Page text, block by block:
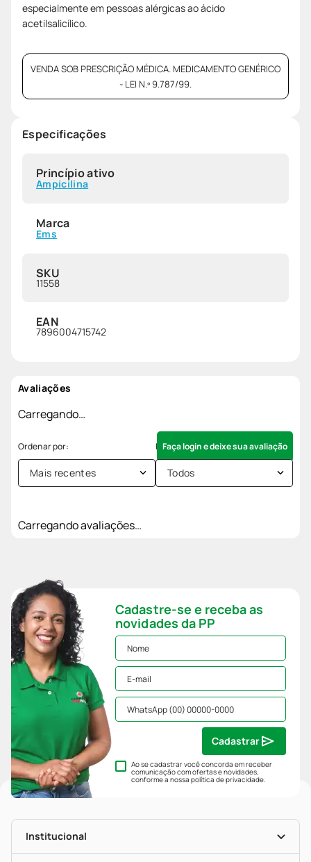
especialmente em pessoas alérgicas ao ácido
acetilsalicílico.
VENDA SOB PRESCRIÇÃO MÉDICA. MEDICAMENTO GENÉRICO
- LEI N.º 9.787/99.
Especificações
Princípio ativo
Ampicilina
Marca
Ems
SKU
11558
EAN
7896004715742
Avaliações
Carregando…
Faça login e deixe sua avaliação
Mais recentes Todos
Carregando avaliações…
Cadastre-se e receba as
novidades da PP
Ao se cadastrar você concorda em receber
comunicação com ofertas e novidades,
conforme a nossapolítica de privacidade.
Cadastrar
Institucional
História